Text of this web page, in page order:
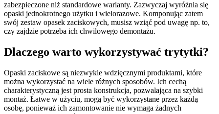
zabezpieczone niż standardowe warianty. Zazwyczaj wyróżnia się
opaski jednokrotnego użytku i wielorazowe. Komponując zatem
swój zestaw opasek zaciskowych, musisz wziąć pod uwagę np. to,
czy zajdzie potrzeba ich chwilowego demontażu.
Dlaczego warto wykorzystywać trytytki?
Opaski zaciskowe są niezwykle wdzięcznymi produktami, które
można wykorzystać na wiele różnych sposobów. Ich cechą
charakterystyczną jest prosta konstrukcja, pozwalająca na szybki
montaż. Łatwe w użyciu, mogą być wykorzystane przez każdą
osobę, ponieważ ich zamontowanie nie wymaga żadnych